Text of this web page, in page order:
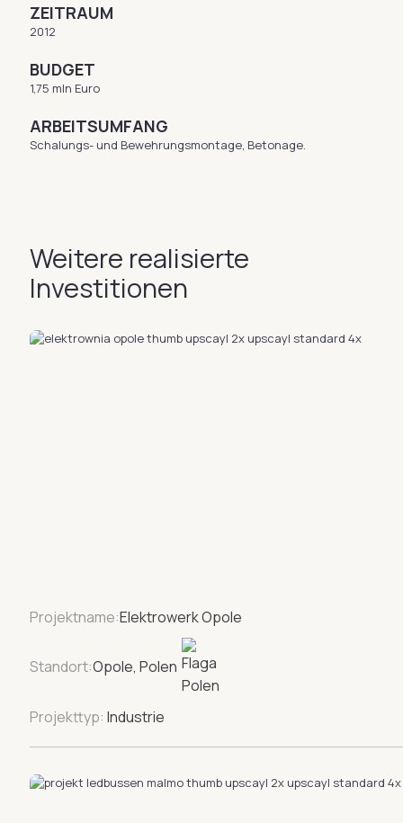
ZEITRAUM
2012
BUDGET
1,75 mln Euro
ARBEITSUMFANG
Schalungs- und Bewehrungsmontage, Betonage.
Weitere realisierte
Investitionen
Projektname:Elektrowerk Opole
Standort:Opole, Polen
Projekttyp: Industrie